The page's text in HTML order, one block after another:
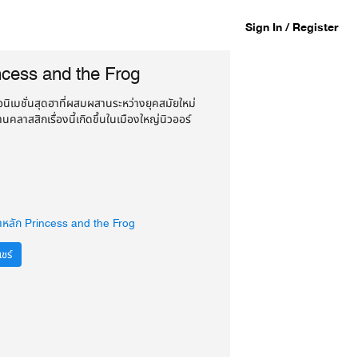
Sign In / Register
and the Frog
เมชั่นสุดฮาที่ผสมผสานระหว่างยุคสมัยใหม่
คลาสสิกเรื่องนี้เกิดขึ้นในเมืองใหญ่นิวออร์
ลัก Princess and the Frog
ร์